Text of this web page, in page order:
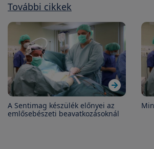
További cikkek
A Sentimag készülék előnyei az
emlősebészeti beavatkozásoknál